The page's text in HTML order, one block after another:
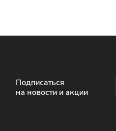
Подписаться
на новости и акции